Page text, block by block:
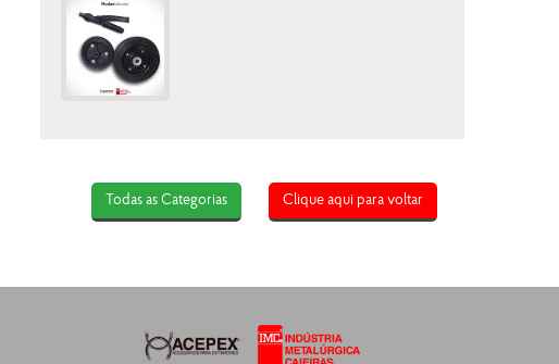
Todas as Categorias Clique aqui para voltar